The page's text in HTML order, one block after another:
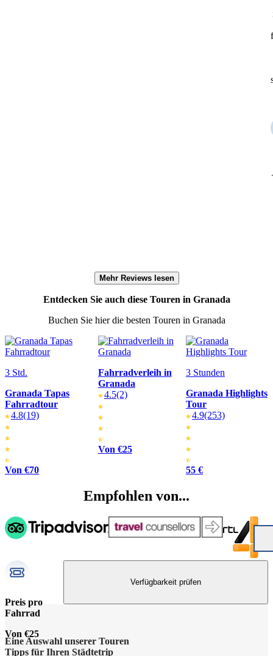
Mehr Reviews lesen
Entdecken Sie auch diese Touren in Granada
Buchen Sie hier die besten Touren in Granada
3 Std.
Granada Tapas
Fahrradtour
4.8(19)
Von €70
Fahrradverleih in
Granada
4.5(2)
Von €25
3 Stunden
Granada Highlights
Tour
4.9(253)
55 €
Empfohlen von...
Preis pro
Fahrrad
Von €25
Verfügbarkeit prüfen
Eine Auswahl unserer Touren
Tipps für Ihren Städtetrip